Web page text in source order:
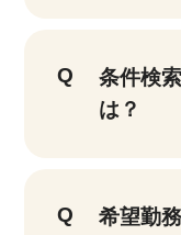
条件検
は？
希望勤